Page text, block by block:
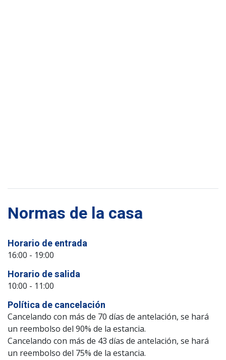
Normas de la casa
Horario de entrada
16:00 - 19:00
Horario de salida
10:00 - 11:00
Política de cancelación
Cancelando con más de 70 días de antelación, se hará
un reembolso del 90% de la estancia.
Cancelando con más de 43 días de antelación, se hará
un reembolso del 75% de la estancia.